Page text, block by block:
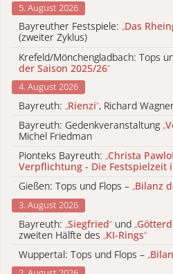
5. August 2026
Bayreuther Festspiele: „Das
(zweiter Zyklus)
Krefeld/Mönchengladbach: Tops
der Saison 2025/26“
4. August 2026
Bayreuth: „Rienzi“, Richard
Bayreuth: Gedenkveranstaltung „
Michel Friedman
Pionteks Bayreuth: „Christa
Verpflichtung - Die Festspielzeit
Gießen: Tops und Flops – „Bilanz
3. August 2026
Bayreuth: „Siegfried“ und „
zweiten Hälfte des „KI-Rings“
Wuppertal: Tops und Flops – „